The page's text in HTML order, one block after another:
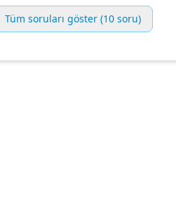
Tüm soruları göster (10 soru)